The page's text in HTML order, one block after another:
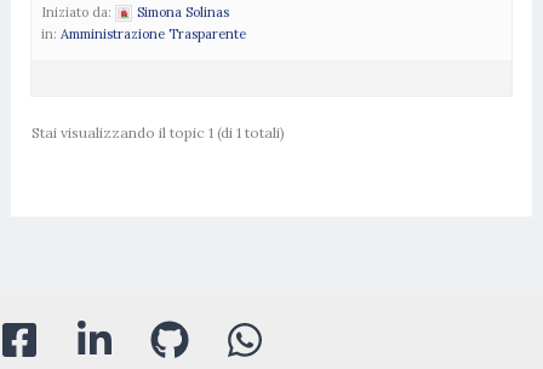
Iniziato da:
Simona Solinas
in: Amministrazione Trasparente
Stai visualizzando il topic 1 (di 1 totali)